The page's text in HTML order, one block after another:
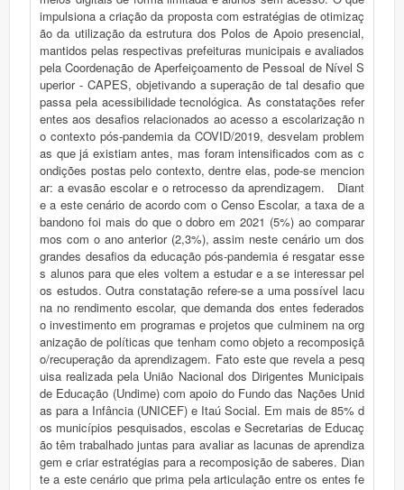
impulsiona a criação da proposta com estratégias de otimizaç
ão da utilização da estrutura dos Polos de Apoio presencial,
mantidos pelas respectivas prefeituras municipais e avaliados
pela Coordenação de Aperfeiçoamento de Pessoal de Nível S
uperior - CAPES, objetivando a superação de tal desafio que
passa pela acessibilidade tecnológica. As constatações refer
entes aos desafios relacionados ao acesso a escolarização n
o contexto pós-pandemia da COVID/2019, desvelam problem
as que já existiam antes, mas foram intensificados com as c
ondições postas pelo contexto, dentre elas, pode-se mencion
ar: a evasão escolar e o retrocesso da aprendizagem. Diant
e a este cenário de acordo com o Censo Escolar, a taxa de a
bandono foi mais do que o dobro em 2021 (5%) ao comparar
mos com o ano anterior (2,3%), assim neste cenário um dos
grandes desafios da educação pós-pandemia é resgatar esse
s alunos para que eles voltem a estudar e a se interessar pel
os estudos. Outra constatação refere-se a uma possível lacu
na no rendimento escolar, que demanda dos entes federados
o investimento em programas e projetos que culminem na org
anização de políticas que tenham como objeto a recomposiçã
o/recuperação da aprendizagem. Fato este que revela a pesq
uisa realizada pela União Nacional dos Dirigentes Municipais
de Educação (Undime) com apoio do Fundo das Nações Unid
as para a Infância (UNICEF) e Itaú Social. Em mais de 85% d
os municípios pesquisados, escolas e Secretarias de Educaç
ão têm trabalhado juntas para avaliar as lacunas de aprendiza
gem e criar estratégias para a recomposição de saberes. Dian
te a este cenário que prima pela articulação entre os entes fe